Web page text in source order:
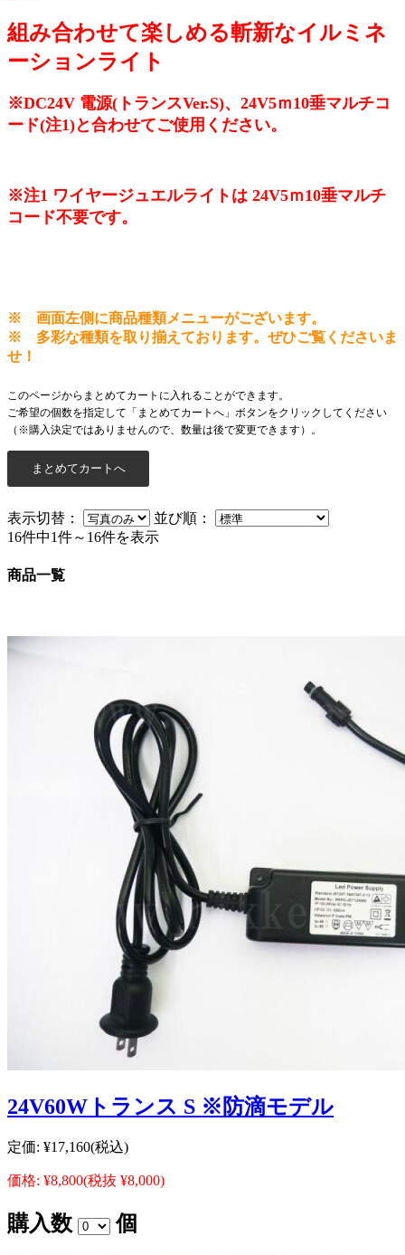
組み合わせて楽しめる斬新なイルミネ
ーションライト
※DC24V 電源(トランスVer.S)、24V5ｍ10垂マルチコ
ード(注1)と合わせてご使用ください。
※注1 ワイヤージュエルライトは 24V5ｍ10垂マルチ
コード不要です。
※ 画面左側に商品種類メニューがございます。
※ 多彩な種類を取り揃えております。ぜひご覧くださいま
せ！
このページからまとめてカートに入れることができます。
ご希望の個数を指定して「まとめてカートへ」ボタンをクリックしてください
（※購入決定ではありませんので、数量は後で変更できます）。
表示切替：
並び順：
16件中1件～16件を表示
商品一覧
24V60Wトランス S ※防滴モデル
定価: ¥17,160(税込)
価格: ¥8,800(税抜 ¥8,000)
購入数 個